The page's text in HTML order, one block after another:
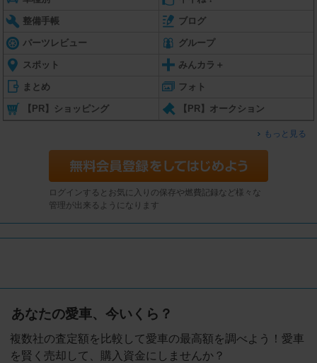
整備手帳 ブログ
パーツレビュー グループ
スポット みんカラ＋
まとめ フォト
【PR】ショッピング 【PR】オークション
もっと見る
ログインするとお気に入りの保存や燃費記録など様々な
管理が出来るようになります
あなたの愛車、今いくら？
複数社の査定額を比較して愛車の最高額を調べよう！愛車
を賢く売却して、購入資金にしませんか？